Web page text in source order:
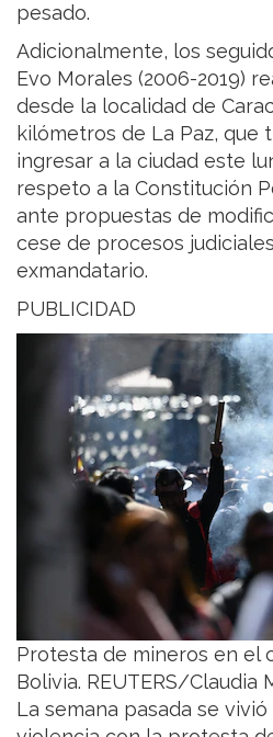
pesado.
Adicionalmente, los
Evo Morales (2006-2019)
desde la localidad de
kilómetros de La Paz, que
ingresar a la ciudad este
respeto a la Constitución
ante propuestas de
cese de procesos
exmandatario.
PUBLICIDAD
Protesta de mineros en el
Bolivia. REUTERS/Claudia
La semana pasada se